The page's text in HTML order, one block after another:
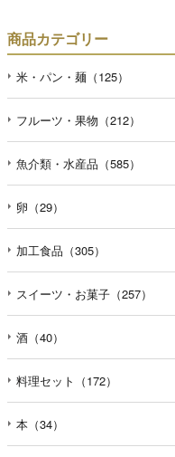
商品カテゴリー
米・パン・麺（125）
フルーツ・果物（212）
魚介類・水産品（585）
卵（29）
加工食品（305）
スイーツ・お菓子（257）
酒（40）
料理セット（172）
本（34）